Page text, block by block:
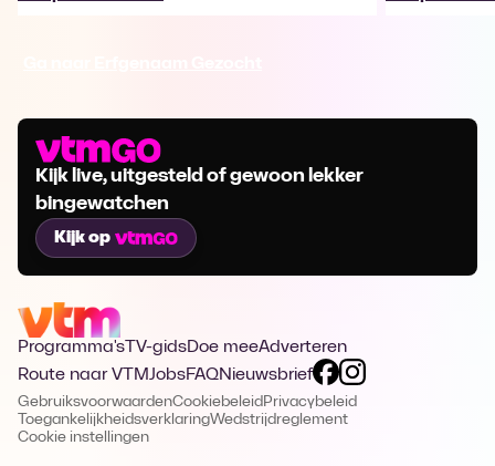
Kijk live, uitgesteld of gewoon lekker
bingewatchen
Kijk op
Programma's TV-gidsDoe meeAdverteren
Route naar VTMJobsFAQNieuwsbrief
GebruiksvoorwaardenCookiebeleid Privacybeleid
ToegankelijkheidsverklaringWedstrijdreglement
Cookie instellingen